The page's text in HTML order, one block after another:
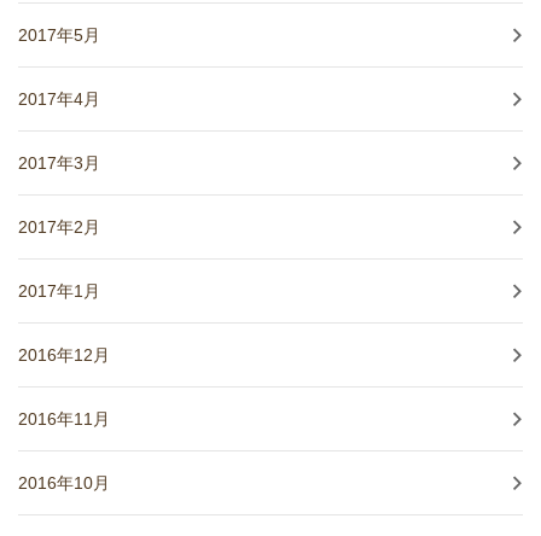
2017年5月
2017年4月
2017年3月
2017年2月
2017年1月
2016年12月
2016年11月
2016年10月